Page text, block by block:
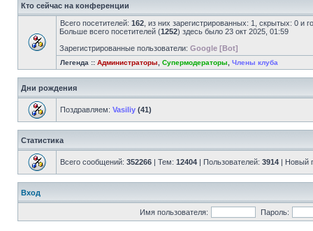
Кто сейчас на конференции
Всего посетителей: 162 , из них зарегистрированных: 1, скрытых: 0 и
Больше всего посетителей (1252) здесь было 23 окт 2025, 01:59
Зарегистрированные пользователи: Google [Bot]
Легенда :: Администраторы Супермодераторы Члены клуба
Дни рождения
Поздравляем: Vasiliy (41)
Статистика
Всего сообщений: 352266 | Тем: 12404 | Пользователей: 3914 | Новый
Вход
Имя пользователя: Пароль: